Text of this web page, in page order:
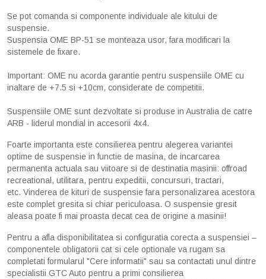
Se pot comanda si componente individuale ale kitului de
suspensie.
Suspensia OME BP-51 se monteaza usor, fara modificari la
sistemele de fixare.
Important: OME nu acorda garantie pentru suspensiile OME cu
inaltare de +7.5 si +10cm, considerate de competitii.
Suspensiile OME sunt dezvoltate si produse in Australia de catre
ARB - liderul mondial in accesorii 4x4.
Foarte importanta este consilierea pentru alegerea variantei
optime de suspensie in functie de masina, de incarcarea
permanenta actuala sau viitoare si de destinatia masinii: offroad
recreational, utilitara, pentru expeditii, concursuri, tractari,
etc. Vinderea de kituri de suspensie fara personalizarea acestora
este complet gresita si chiar periculoasa. O suspensie gresit
aleasa poate fi mai proasta decat cea de origine a masinii!
Pentru a afla disponibilitatea si configuratia corecta a suspensiei –
componentele obligatorii cat si cele optionale va rugam sa
completati formularul "Cere informatii" sau sa contactati unul dintre
specialistii GTC Auto pentru a primi consilierea